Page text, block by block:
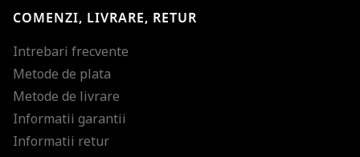
COMENZI, LIVRARE, RETUR
Intrebari frecvente
Metode de plata
Metode de livrare
Informatii garantii
Informatii retur